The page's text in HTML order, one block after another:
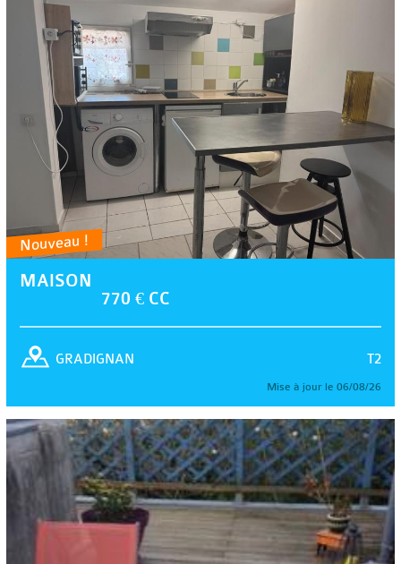
Nouveau !
MAISON
770 € CC
T2
GRADIGNAN
Mise à jour le 06/08/26